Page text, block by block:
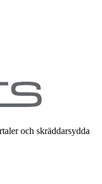
och skräddarsydda